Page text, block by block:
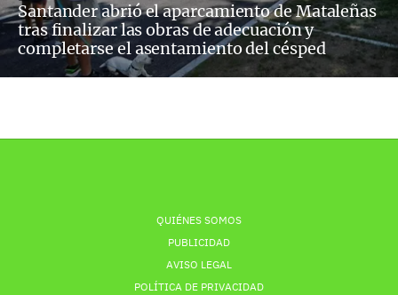
Santander abrió el aparcamiento de Mataleñas
tras finalizar las obras de adecuación y
completarse el asentamiento del césped
QUIÉNES SOMOS
PUBLICIDAD
AVISO LEGAL
POLÍTICA DE PRIVACIDAD